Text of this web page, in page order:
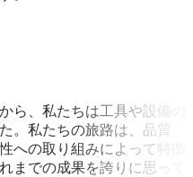
ら、私たちは工具や設備の
。私たちの旅路は、品質、
への取り組みによって特徴
までの成果を誇りに思って